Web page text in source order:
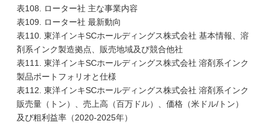
表108. ローター社 主な事業内容
表109. ローター社 最新動向
表110. 東洋インキSCホールディングス株式会社 基本情報、溶
剤系インク製造拠点、販売地域及び競合他社
表111. 東洋インキSCホールディングス株式会社 溶剤系インク
製品ポートフォリオと仕様
表112. 東洋インキSCホールディングス株式会社 溶剤系インク
販売量（トン）、売上高（百万ドル）、価格（米ドル/トン）
及び粗利益率（2020-2025年）